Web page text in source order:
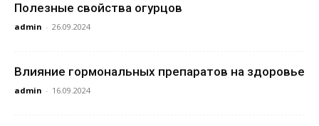
Полезные свойства огурцов
admin - 26.09.2024
Влияние гормональных препаратов на здоровье
admin - 16.09.2024